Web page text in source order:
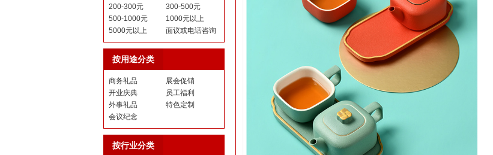
200-300元
300-500元
500-1000元
1000元以上
5000元以上
面议或电话咨询
按用途分类
商务礼品
展会促销
开业庆典
员工福利
外事礼品
特色定制
会议纪念
按行业分类